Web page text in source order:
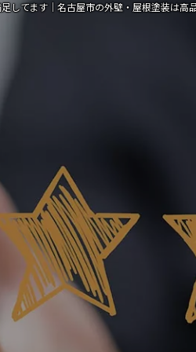
してます｜名古屋市の外壁・屋根塗装は高